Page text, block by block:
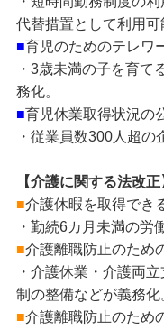
代替措置として利用可
■育児のためのテレワ
・3歳未満の子を育て
務化。
■育児休業取得状況の
・従業員数300人超の
【介護に関する法改正
■介護休暇を取得でき
・勤続6カ月未満の労
■介護離職防止のため
・介護休業・介護両
制の整備などが義務化
■介護離職防止のため